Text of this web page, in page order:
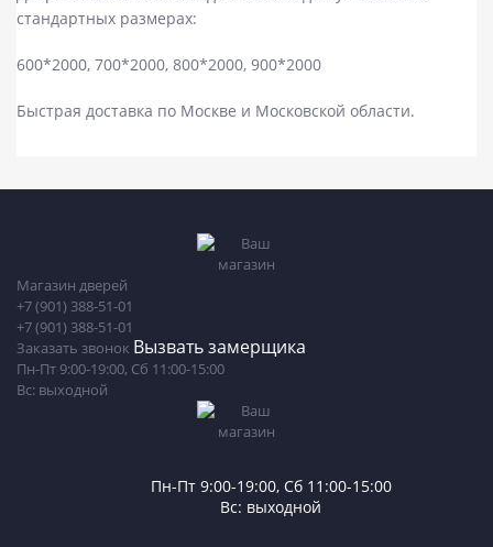
стандартных размерах:
600*2000, 700*2000, 800*2000, 900*2000
Быстрая доставка по Москве и Московской области.
Магазин дверей
+7 (901) 388-51-01
+7 (901) 388-51-01
Заказать звонок Вызвать замерщика
Пн-Пт 9:00-19:00, Сб 11:00-15:00
Вс: выходной
Пн-Пт 9:00-19:00, Сб 11:00-15:00
Вс: выходной